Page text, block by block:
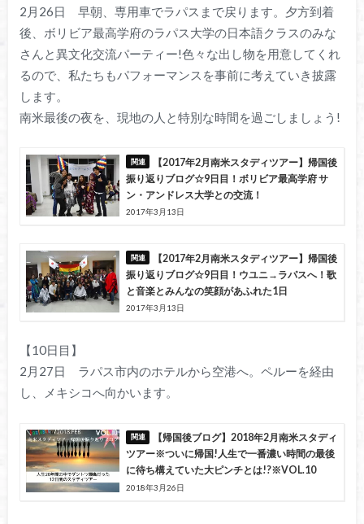
2月26日 早朝、専用車でラパスまで戻ります。夕方到着
後、ボリビア最高学府のラパス大学の日本語クラスのみな
さんと異文化交流パーティー!色々な出し物を用意してくれ
るので、私たちもパフォーマンスを事前に考えていき披露
します。
南米最後の夜を、現地の人と特別な時間を過ごしましょう!
【2017年2月南米スタディツアー】帰国後
振り返りブログ☆9日目！ボリビア最高学府 サ
ン・アンドレス大学との交流！
2017年3月13日
【2017年2月南米スタディツアー】帰国後
振り返りブログ☆9日目！ウユニ→ラパスへ！歌
と音楽とみんなの笑顔があふれた1日
2017年3月13日
【10日目】
2月27日 ラパス市内のホテルから空港へ。ペルーを経由
し、メキシコへ向かいます。
【帰国後ブログ】2018年2月南米スタディ
ツアー※ついに帰国!人生で一番濃い時間の最後
に待ち構えていた大ピンチとは!?※VOL.10
2018年3月26日